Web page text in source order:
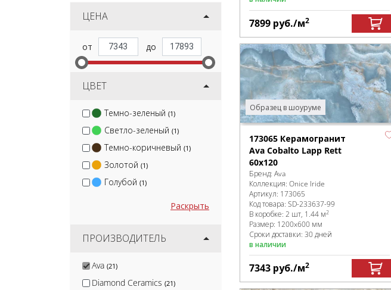
ЦЕНА
ЦВЕТ
Темно-зеленый (1)
Светло-зеленый (1)
Темно-коричневый (1)
Золотой (1)
Голубой (1)
Раскрыть
ПРОИЗВОДИТЕЛЬ
Ava (21)
Diamond Ceramics (21)
7899 руб./м2
Образец в шоуруме
173065 Керамогранит
Ava Cobalto Lapp Rett
60x120
Бренд: Ava
Коллекция: Onice Iride
Артикул: 173065
Код товара: SD-233637-99
В коробке: 2 шт, 1.44 м2
Размер: 1200x600 мм
Сроки доставки: 30 дней
в наличии
7343 руб./м2